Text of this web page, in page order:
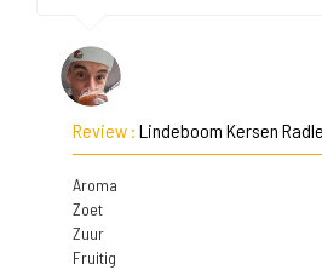
Review : Lindeboom Kersen
Aroma
Zoet
Zuur
Fruitig